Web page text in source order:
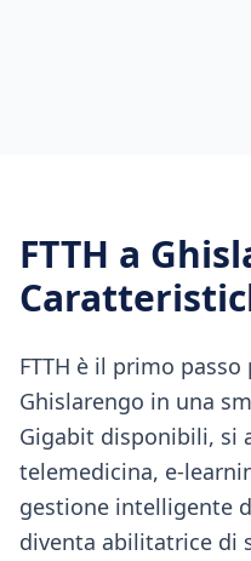
FTTH a
FTTH è il primo
Ghislarengo in una
Gigabit disponibili, si
telemedicina, e-
gestione intelligente
diventa abilitatrice di